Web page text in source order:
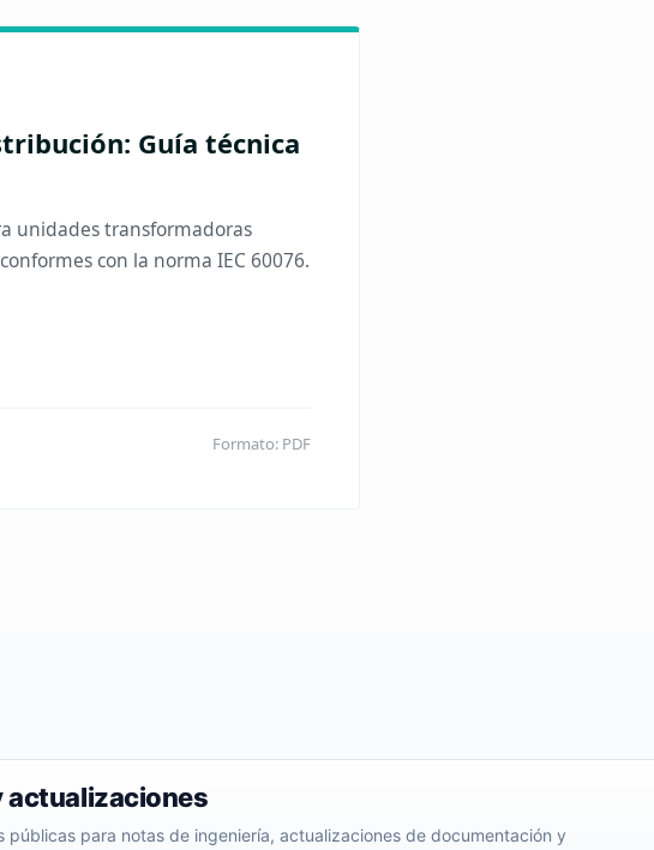
Guía técnica
unidades transformadoras
con la norma IEC 60076.
Formato: PDF
actualizaciones
públicas para notas de ingeniería, actualizaciones de documentación y